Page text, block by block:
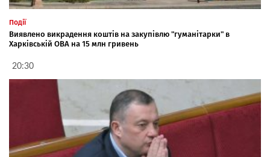
Події
Виявлено викрадення коштів на закупівлю "гуманітарки" в
Харківській ОВА на 15 млн гривень
20:30